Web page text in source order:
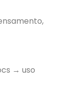
→ uso